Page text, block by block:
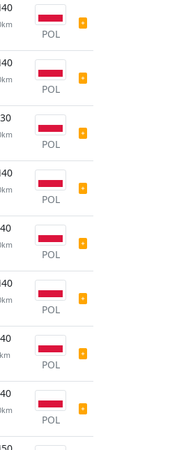
POL
POL
POL
POL
POL
POL
POL
POL